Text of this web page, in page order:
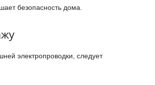
безопасность дома.
электропроводки, следует